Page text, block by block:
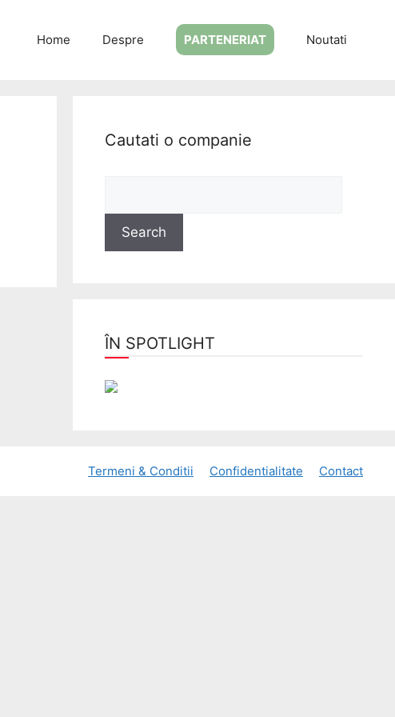
Home Despre PARTENERIAT Noutati
Cautati o companie
ÎN SPOTLIGHT
Termeni & Conditii Confidentialitate Contact